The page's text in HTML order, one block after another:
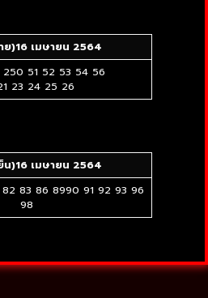
ย)16 เมษายน 2564
250 51 52 53 54 56
23 24 25 26
น)16 เมษายน 2564
83 86 8990 91 92 93 96
98